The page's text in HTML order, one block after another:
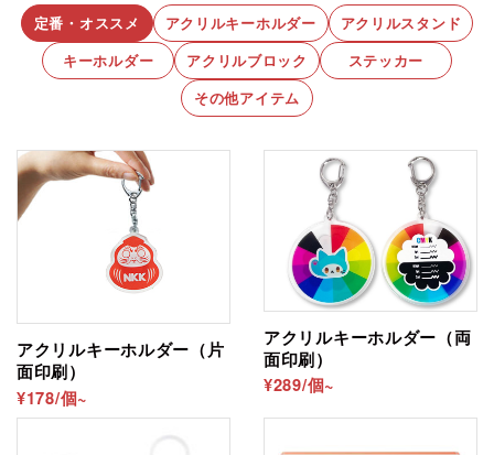
例：1デザイン（紐2色） → 各30個・計60個以
上が必要
例：2デザイン（紐1色ずつ） → 各30個・
が必要
計120個以上
複数デザインでのご注文時の商品単価について
「サイズ」「印刷仕様」が同一で、紐色とデザインの
合計個数の単価でご案内します。
例：デザインA30個 + デザインB30個 ＝
を適用（ご注文の分割は不要）
で作成をお願いします。詳細は完成見本をダウンロードい
ただき、 ご確認くださいませ。
不要な背景の削除、追加の文字入れなどのデザイン加工を
ご希望の場合も可能な限り対応いたします。 詳しくは
ザインデータ作成サービスのページをご確認ください。
サイズ
小：約W29×H45mm
中：約W40×H65mm
大：約W50mm×H80mm
包装 OPP袋個包装
UVインクジェット印刷（片面3層印刷：裏刷
り）
定番・オススメ アクリルキーホルダー
アクリルスタンド
キーホルダー
アクリルブロック
ステッカー
その他アイテム
アクリルキーホルダー（片
面印刷）
¥178/個~
アクリルキーホルダー（両
面印刷）
¥289/個~